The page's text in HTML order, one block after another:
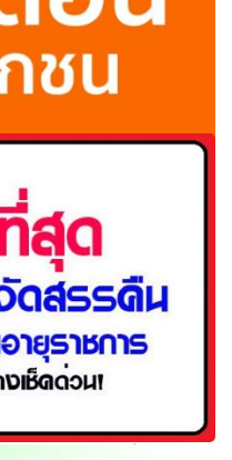
บาทต่อเดือนช่วยลดภา